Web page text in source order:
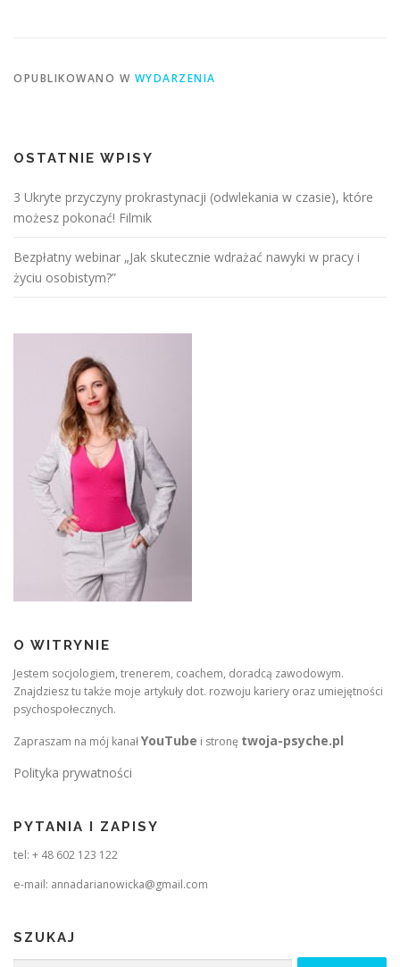
OPUBLIKOWANO W WYDARZENIA
OSTATNIE WPISY
3 Ukryte przyczyny prokrastynacji (odwlekania w czasie), które
możesz pokonać! Filmik
Bezpłatny webinar „Jak skutecznie wdrażać nawyki w pracy i
życiu osobistym?”
O WITRYNIE
Jestem socjologiem, trenerem, coachem, doradcą zawodowym.
Znajdziesz tu także moje artykuły dot. rozwoju kariery oraz umiejętności
psychospołecznych.
Zapraszam na mój kanałYouTube i stronę twoja-psyche.pl
Polityka prywatności
PYTANIA I ZAPISY
tel: + 48 602 123 122
e-mail: annadarianowicka@gmail.com
SZUKAJ